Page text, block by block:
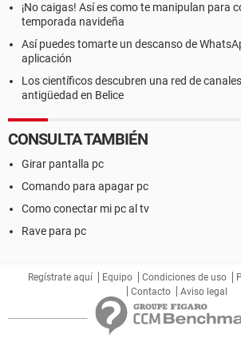
¡No caigas! Así es como te manipulan para
temporada navideña
Así puedes tomarte un descanso de
aplicación
Los científicos descubren una red de
antigüedad en Belice
CONSULTA TAMBIÉN
Girar pantalla pc
Comando para apagar pc
Como conectar mi pc al tv
Rave para pc
Regístrate aquí Equipo Condiciones de uso
Contacto
Aviso legal